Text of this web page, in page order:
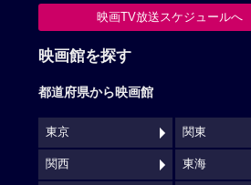
映画TV放送スケジュールへ
映画館を探す
都道府県から映画館
東京 関東
関西 東海